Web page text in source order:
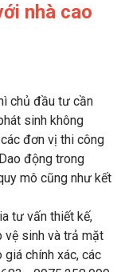
nhà cao
chủ đầu tư cần
sinh không
đơn vị thi công
động trong
mô cũng như kết
tư vấn thiết kế,
vệ sinh và trả mặt
chính xác, các